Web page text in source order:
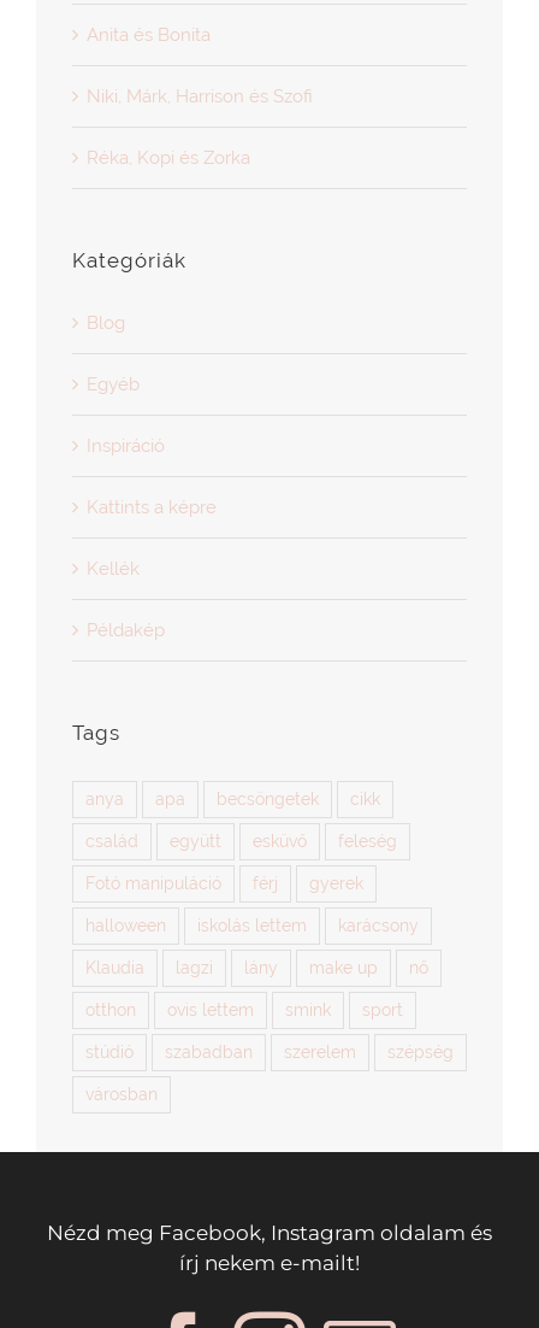
Niki, Márk, Harrison és Szofi
Réka, Kopi és Zorka
Blog
Egyéb
Inspiráció
Kattints a képre
Kellék
Példakép
anya
család együtt esküvő feleség
Fotó manipuláció férj gyerek
halloween iskolás lettem karácsony
Klaudia lagzi lány make up nő
otthon ovis lettem smink sport
stúdió szabadban szerelem szépség
városban